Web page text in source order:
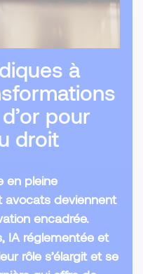
à
pour
droit
en pleine
avocats deviennent
encadrée.
IA réglementée et
rôle s’élargit et se